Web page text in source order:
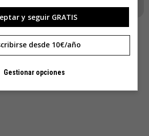
y seguir GRATIS
desde 10€/año
Gestionar opciones